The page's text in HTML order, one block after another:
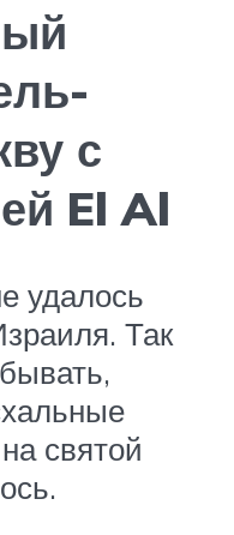
с
El Al
удалось
Так
святой